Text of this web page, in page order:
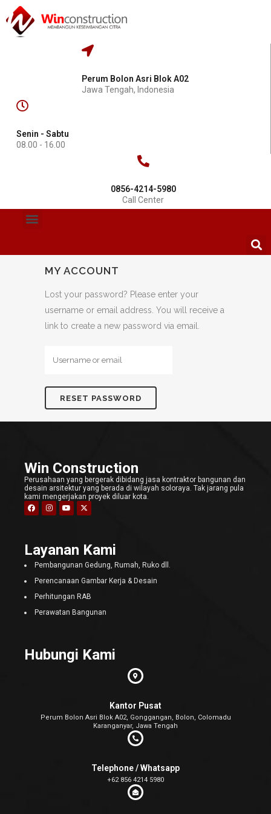
Perum Bolon Asri Blok A02
Jawa Tengah, Indonesia
Senin - Sabtu
08.00 - 16.00
0856-4214-5980
Call Center
MY ACCOUNT
Lost your password? Please enter your
username or email address. You will receive a
link to create a new password via email.
Win Construction
Perusahaan yang bergerak dibidang jasa kontraktor bangunan dan
desain arsitektur yang berada di wilayah soloraya. Tak jarang pula
kami mengerjakan proyek diluar kota.
Layanan Kami
Pembangunan Gedung, Rumah, Ruko dll.
Perencanaan Gambar Kerja & Desain
Perhitungan RAB
Perawatan Bangunan
Hubungi Kami
Kantor Pusat
Perum Bolon Asri Blok A02, Gonggangan, Bolon, Colomadu
Karanganyar, Jawa Tengah
Telephone / Whatsapp
+62 856 4214 5980